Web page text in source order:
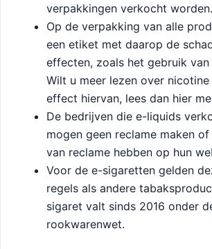
verpakkingen verkocht worden.
Op de verpakking van alle
een etiket met daarop de
effecten, zoals het gebruik van
Wilt u meer lezen over nicotine
effect hiervan, lees dan hier
De bedrijven die e-liquids
mogen geen reclame maken
van reclame hebben op hun
Voor de e-sigaretten gelden
regels als andere
sigaret valt sinds 2016 onder
rookwarenwet.